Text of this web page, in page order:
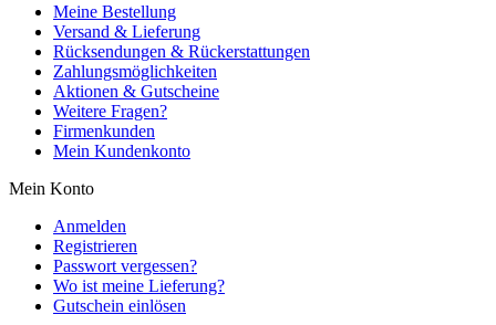
Meine Bestellung
Versand & Lieferung
Rücksendungen & Rückerstattungen
Zahlungsmöglichkeiten
Aktionen & Gutscheine
Weitere Fragen?
Firmenkunden
Mein Kundenkonto
Mein Konto
Anmelden
Registrieren
Passwort vergessen?
Wo ist meine Lieferung?
Gutschein einlösen